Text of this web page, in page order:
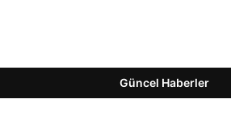
Güncel Haberler